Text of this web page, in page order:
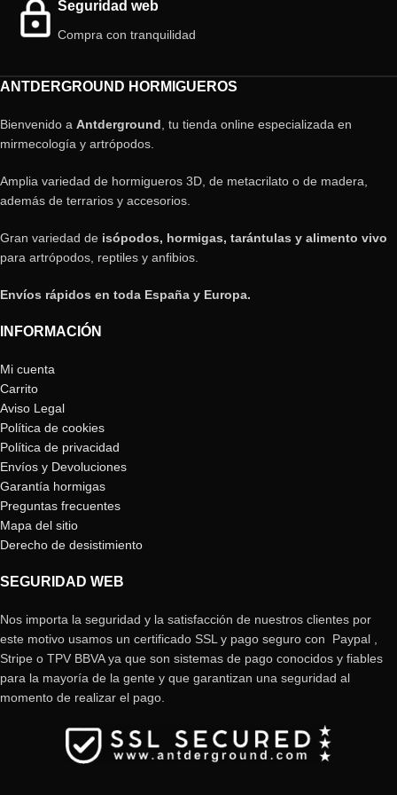
Seguridad web
Compra con tranquilidad
ANTDERGROUND HORMIGUEROS
Bienvenido a Antderground , tu tienda online especializada en
mirmecología y artrópodos.
Amplia variedad de hormigueros 3D, de metacrilato o de madera,
además de terrarios y accesorios.
Gran variedad de isópodos, hormigas, tarántulas y alimento vivo
para artrópodos, reptiles y anfibios.
Envíos rápidos en toda España y Europa.
INFORMACIÓN
Mi cuenta
Carrito
Aviso Legal
Política de cookies
Política de privacidad
Envíos y Devoluciones
Garantía hormigas
Preguntas frecuentes
Mapa del sitio
Derecho de desistimiento
SEGURIDAD WEB
Nos importa la seguridad y la satisfacción de nuestros clientes por
este motivo usamos un certificado SSL y pago seguro con Paypal ,
Stripe o TPV BBVA ya que son sistemas de pago conocidos y fiables
para la mayoría de la gente y que garantizan una seguridad al
momento de realizar el pago.